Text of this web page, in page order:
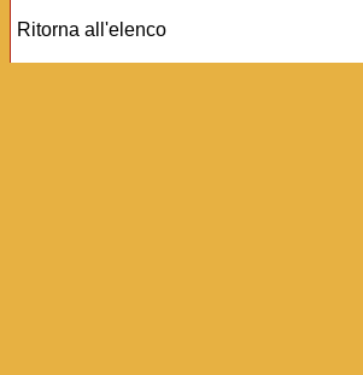
Ritorna all'elenco